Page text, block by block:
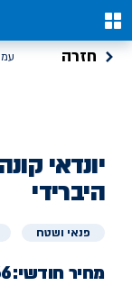
0
חזרה
ליסינג
פרטי
יונדאי
היברידי
פנאי ושטח
מחיר חודשי: